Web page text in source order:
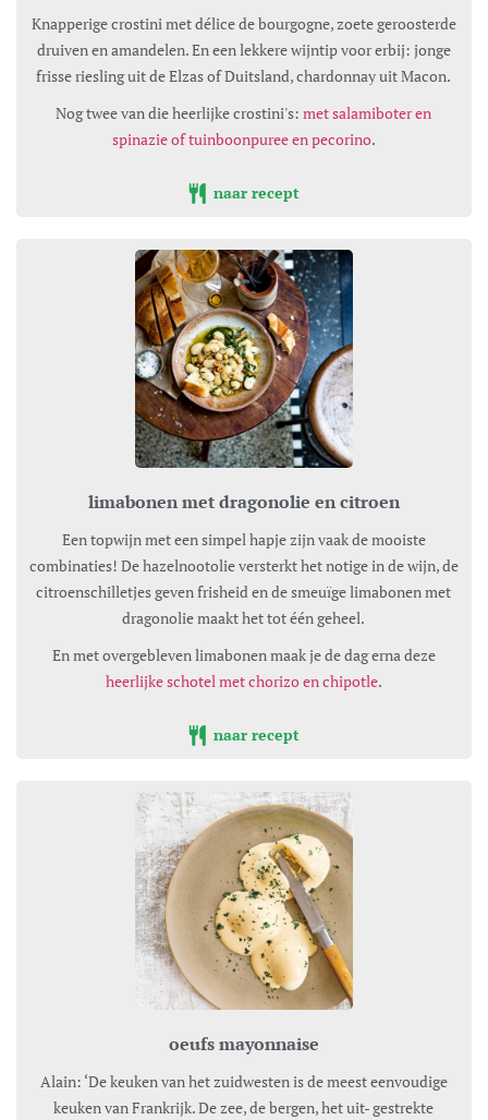
Knapperige crostini met délice de bourgogne, zoete geroosterde
druiven en amandelen. En een lekkere wijntip voor erbij: jonge
frisse riesling uit de Elzas of Duitsland, chardonnay uit Macon.
Nog twee van die heerlijke crostini's:met salamiboter en
spinazie of tuinboonpuree en pecorino.
naar recept
limabonen met dragonolie en citroen
Een topwijn met een simpel hapje zijn vaak de mooiste
combinaties! De hazelnootolie versterkt het notige in de wijn, de
citroenschilletjes geven frisheid en de smeuïge limabonen met
dragonolie maakt het tot één geheel.
En met overgebleven limabonen maak je de dag erna deze
heerlijke schotel met chorizo en chipotle.
naar recept
oeufs mayonnaise
Alain: ‘De keuken van het zuidwesten is de meest eenvoudige
keuken van Frankrijk. De zee, de bergen, het uit- gestrekte